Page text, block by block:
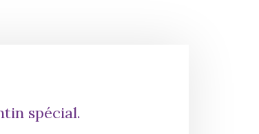
spécial.